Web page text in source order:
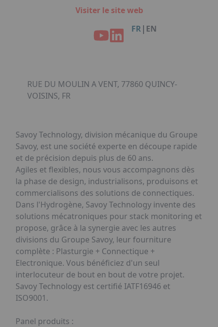
Organisation de Salons à Metz
à Metz
Qui sommes-nous ?
Accéder au complexe
Nos références
FR | EN
Visiter le site web
RUE DU MOULIN A VENT, 77860 QUINCY-
VOISINS, FR
Savoy Technology, division mécanique du Groupe
Savoy, est une société experte en découpe rapide
et de précision depuis plus de 60 ans.
Agiles et flexibles, nous vous accompagnons dès
la phase de design, industrialisons, produisons et
commercialisons des solutions de connectiques.
Dans l'Hydrogène, Savoy Technology invente des
solutions mécatroniques pour stack monitoring et
propose, grâce à la synergie avec les autres
divisions du Groupe Savoy, leur fourniture
complète : Plasturgie + Connectique +
Electronique. Vous bénéficiez d'un seul
interlocuteur de bout en bout de votre projet.
Savoy Technology est certifié IATF16946 et
ISO9001.
Panel produits :